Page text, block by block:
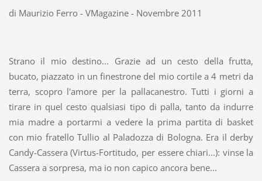
di Maurizio Ferro - VMagazine - Novembre 2011
Strano il mio destino... Grazie ad un cesto della frutta,
bucato, piazzato in un finestrone del mio cortile a 4 metri da
terra, scopro l'amore per la pallacanestro. Tutti i giorni a
tirare in quel cesto qualsiasi tipo di palla, tanto da indurre
mia madre a portarmi a vedere la prima partita di basket
con mio fratello Tullio al Paladozza di Bologna. Era il derby
Candy-Cassera (Virtus-Fortitudo, per essere chiari...): vinse la
Cassera a sorpresa, ma io non capico ancora bene...